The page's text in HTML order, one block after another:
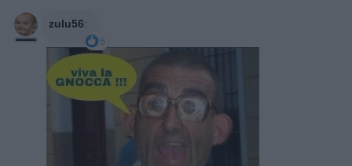
zulu56:
6